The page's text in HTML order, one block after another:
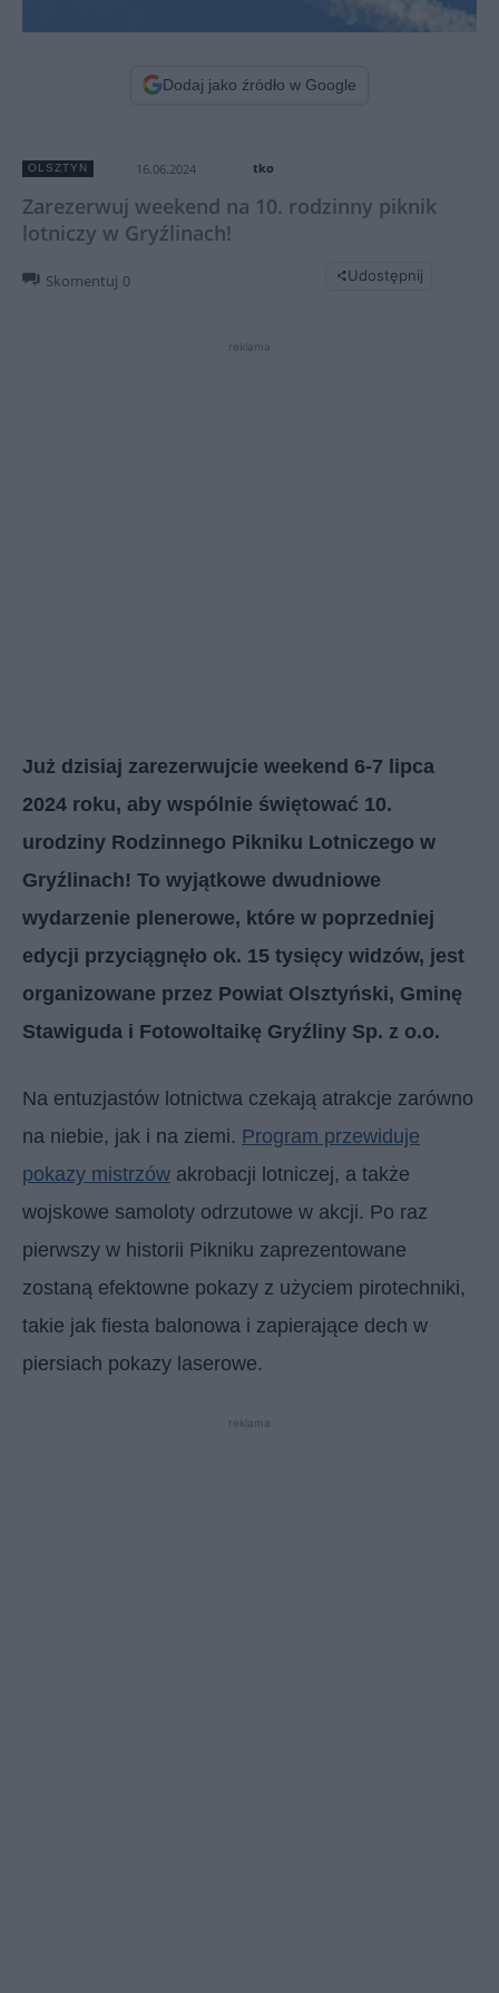
Dodaj jako źródło w Google
OLSZTYN 16.06.2024 tko
Zarezerwuj weekend na 10. rodzinny piknik
lotniczy w Gryźlinach!
Skomentuj 0 Udostępnij
reklama
Już dzisiaj zarezerwujcie weekend 6-7 lipca
2024 roku, aby wspólnie świętować 10.
urodziny Rodzinnego Pikniku Lotniczego w
Gryźlinach! To wyjątkowe dwudniowe
wydarzenie plenerowe, które w poprzedniej
edycji przyciągnęło ok. 15 tysięcy widzów, jest
organizowane przez Powiat Olsztyński, Gminę
Stawiguda i Fotowoltaikę Gryźliny Sp. z o.o.
Na entuzjastów lotnictwa czekają atrakcje zarówno
na niebie, jak i na ziemi. Program przewiduje
pokazy mistrzów akrobacji lotniczej, a także
wojskowe samoloty odrzutowe w akcji. Po raz
pierwszy w historii Pikniku zaprezentowane
zostaną efektowne pokazy z użyciem pirotechniki,
takie jak fiesta balonowa i zapierające dech w
piersiach pokazy laserowe.
reklama